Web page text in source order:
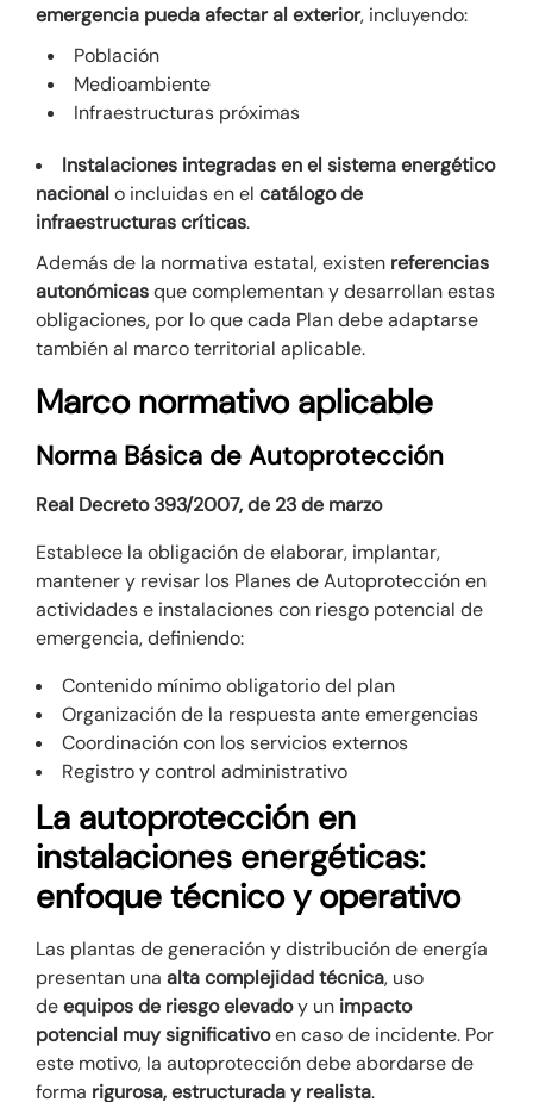
emergencia pueda afectar al exterior, incluyendo:
Población
Medioambiente
Infraestructuras próximas
Instalaciones integradas en el sistema energético
nacional o incluidas en el catálogo de
infraestructuras críticas.
Además de la normativa estatal, existen referencias
autonómicasque complementan y desarrollan estas
obligaciones, por lo que cada Plan debe adaptarse
también al marco territorial aplicable.
Marco normativo aplicable
Norma Básica de Autoprotección
Real Decreto 393/2007, de 23 de marzo
Establece la obligación de elaborar, implantar,
mantener y revisar los Planes de Autoprotección en
actividades e instalaciones con riesgo potencial de
emergencia, definiendo:
Contenido mínimo obligatorio del plan
Organización de la respuesta ante emergencias
Coordinación con los servicios externos
Registro y control administrativo
La autoprotección en
instalaciones energéticas:
enfoque técnico y operativo
Las plantas de generación y distribución de energía
presentan una alta complejidad técnica, uso
deequipos de riesgo elevadoy un impacto
potencial muy significativoen caso de incidente. Por
este motivo, la autoprotección debe abordarse de
forma rigurosa, estructurada y realista.